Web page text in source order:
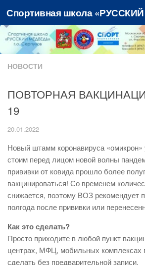
Перейти к содержимому
НОВОСТИ
ПОВТОРНАЯ
19
20.01.2022
Новый штамм коронавируса
стоим перед лицом новой волны
прививки от ковида прошло более
вакцинироваться! Со временем
снижается, поэтому ВОЗ рекомендует
полгода после прививки или
Как это сделать?
Просто приходите в любой пункт
центрах, МФЦ, мобильных комплексах
сделать без предварительной записи.